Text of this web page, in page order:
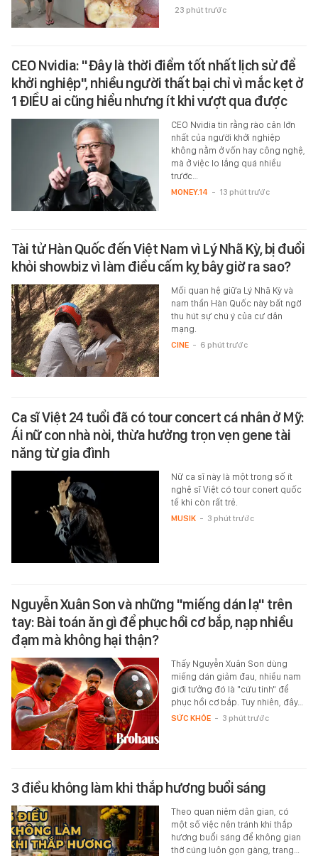
23 phút trước
CEO Nvidia: "Đây là thời điểm tốt nhất lịch sử để
khởi nghiệp", nhiều người thất bại chỉ vì mắc kẹt ở
1 ĐIỀU ai cũng hiểu nhưng ít khi vượt qua được
CEO Nvidia tin rằng rào cản lớn
nhất của người khởi nghiệp
không nằm ở vốn hay công nghệ,
mà ở việc lo lắng quá nhiều
trước…
MONEY.14 - 13 phút trước
Tài tử Hàn Quốc đến Việt Nam vì Lý Nhã Kỳ, bị đuổi
khỏi showbiz vì làm điều cấm kỵ bây giờ ra sao?
Mối quan hệ giữa Lý Nhã Kỳ và
nam thần Hàn Quốc này bất ngờ
thu hút sự chú ý của cư dân
mạng.
CINE - 6 phút trước
Ca sĩ Việt 24 tuổi đã có tour concert cá nhân ở Mỹ:
Ái nữ con nhà nòi, thừa hưởng trọn vẹn gene tài
năng từ gia đình
Nữ ca sĩ này là một trong số ít
nghệ sĩ Việt có tour conert quốc
tế khi còn rất trẻ.
MUSIK - 3 phút trước
Nguyễn Xuân Son và những "miếng dán lạ" trên
tay: Bài toán ăn gì để phục hồi cơ bắp, nạp nhiều
đạm mà không hại thận?
Thấy Nguyễn Xuân Son dùng
miếng dán giảm đau, nhiều nam
giới tưởng đó là "cứu tinh" để
phục hồi cơ bắp. Tuy nhiên, đây…
SỨC KHỎE - 3 phút trước
3 điều không làm khi thắp hương buổi sáng
Theo quan niệm dân gian, có
một số việc nên tránh khi thắp
hương buổi sáng để không gian
thờ cúng luôn gọn gàng, trang…